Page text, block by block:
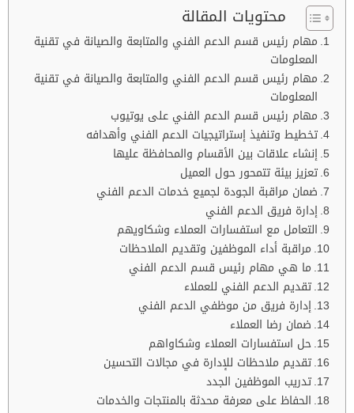
محتويات المقالة
مهام رئيس قسم الدعم الفني والمتابعة والصيانة في تقنية
المعلومات
مهام رئيس قسم الدعم الفني والمتابعة والصيانة في تقنية
المعلومات
مهام رئيس قسم الدعم الفني على يوتيوب
تخطيط وتنفيذ إستراتيجيات الدعم الفني وأهدافه
إنشاء علاقات بين الأقسام والمحافظة عليها
تعزيز بيئة تتمحور حول العميل
ضمان مراقبة الجودة لجميع خدمات الدعم الفني
إدارة فريق الدعم الفني
التعامل مع استفسارات العملاء وشكاويهم
مراقبة أداء الموظفين وتقديم الملاحظات
ما هي مهام رئيس قسم الدعم الفني
تقديم الدعم الفني للعملاء
إدارة فريق من موظفي الدعم الفني
ضمان رضا العملاء
حل استفسارات العملاء وشكاواهم
تقديم ملاحظات للإدارة في مجالات التحسين
تدريب الموظفين الجدد
الحفاظ على معرفة محدثة بالمنتجات والخدمات